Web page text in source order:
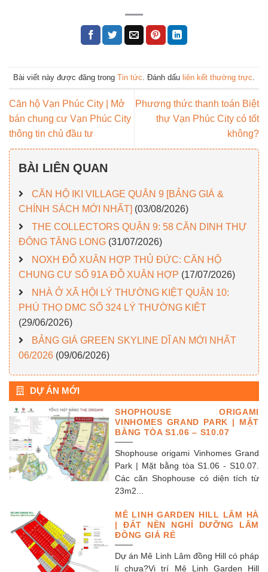
Bài viết này được đăng trong Tin tức . Đánh dấu liên kết thường trực
Căn hộ Vạn Phúc City | Mở
bán chung cư Vạn Phúc City
thông tin chủ đầu tư
Phương thức thanh toán Biệt
thự Vạn Phúc City có tốt
không?
BÀI LIÊN QUAN
CĂN HỘ IKI VILLAGE QUẬN 9 [BẢNG GIÁ &
CHÍNH SÁCH MỚI NHẤT] (03/08/2026)
THE COLLECTORS QUẬN 9: 58 CĂN DINH THỰ
ĐÔNG TĂNG LONG (31/07/2026)
NOXH ĐỖ XUÂN HỢP THỦ ĐỨC: CĂN HỘ
CHUNG CƯ SỐ 91A ĐỖ XUÂN HỢP (17/07/2026)
NHÀ Ở XÃ HỘI LÝ THƯỜNG KIỆT QUẬN 10:
PHÚ THỌ DMC SỐ 324 LÝ THƯỜNG KIỆT
(29/06/2026)
BẢNG GIÁ GREEN SKYLINE DĨ AN MỚI NHẤT
06/2026 (09/06/2026)
DỰ ÁN MỚI
SHOPHOUSE ORIGAMI
VINHOMES GRAND PARK | MẶT
BẰNG TÒA S1.06 – S10.07
Shophouse origami Vinhomes Grand
Park | Mặt bằng tòa S1.06 - S10.07.
Các căn Shophouse có diện tích từ
23m2...
MÊ LINH GARDEN HILL LÂM HÀ
| ĐẤT NỀN NGHỈ DƯỠNG LÂM
ĐỒNG GIÁ RẺ
Dự án Mê Linh Lâm đồng Hill có pháp
lí chưa?Vị trí Mê Linh Garden Hill